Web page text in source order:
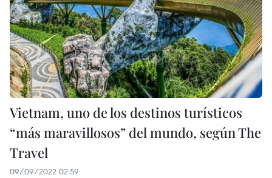
Vietnam, uno de los destinos turísticos
“más maravillosos” del mundo, según The
Travel
09/09/2022 02:59